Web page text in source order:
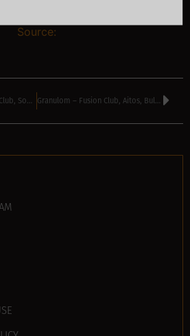
Source:
Brown Sugar – Social Jazz Club, Sofia, Bulgaria Granulom – Fusion Club, Aitos, Bulgaria